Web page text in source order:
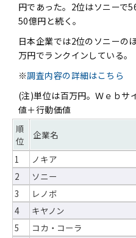
円であった。2位はソニーで
50億円と続く。
日本企業では2位のソニーの
万円でランクインしている。
※調査内容の詳細はこちら
(注)単位は百万円。Ｗｅｂサ
値＋行動価値
順
位
企業名
1
ノキア
2
ソニー
3
レノボ
4
キヤノン
5
コカ・コーラ